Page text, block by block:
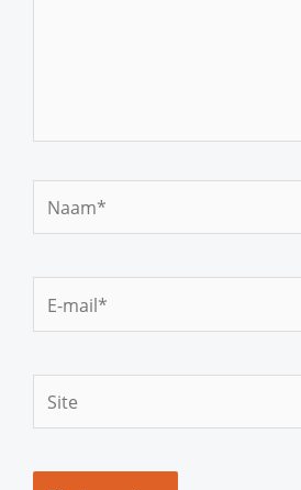
Naam*
mail*
Site